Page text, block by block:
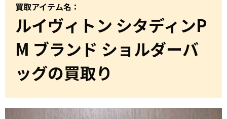
買取アイテム名：
ルイヴィトン シタディンP
M ブランド ショルダーバ
ッグの買取り